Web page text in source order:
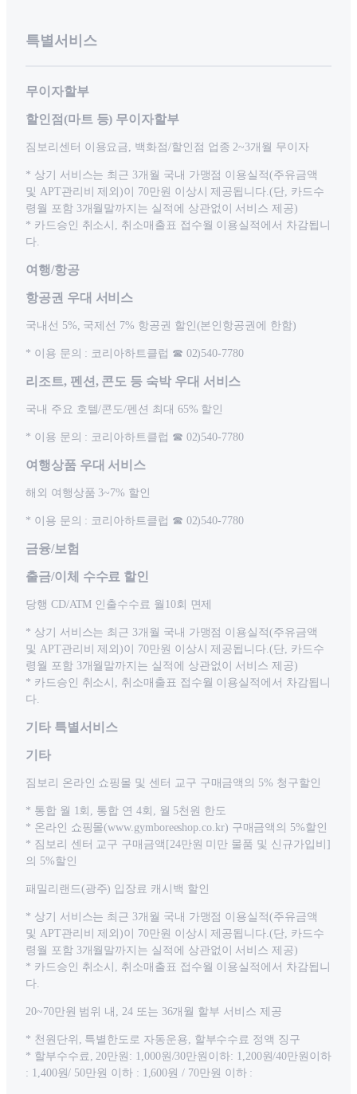
특별서비스
무이자할부
할인점(마트 등) 무이자할부
짐보리센터 이용요금, 백화점/할인점 업종 2~3개월 무이자
* 상기 서비스는 최근 3개월 국내 가맹점 이용실적(주유금액
및 APT관리비 제외)이 70만원 이상시 제공됩니다.(단, 카드수
령월 포함 3개월말까지는 실적에 상관없이 서비스 제공)
* 카드승인 취소시, 취소매출표 접수월 이용실적에서 차감됩니
다.
여행/항공
항공권 우대 서비스
국내선 5%, 국제선 7% 항공권 할인(본인항공권에 한함)
* 이용 문의 : 코리아하트클럽 ☎ 02)540-7780
리조트, 펜션, 콘도 등 숙박 우대 서비스
국내 주요 호텔/콘도/펜션 최대 65% 할인
* 이용 문의 : 코리아하트클럽 ☎ 02)540-7780
여행상품 우대 서비스
해외 여행상품 3~7% 할인
* 이용 문의 : 코리아하트클럽 ☎ 02)540-7780
금융/보험
출금/이체 수수료 할인
당행 CD/ATM 인출수수료 월10회 면제
* 상기 서비스는 최근 3개월 국내 가맹점 이용실적(주유금액
및 APT관리비 제외)이 70만원 이상시 제공됩니다.(단, 카드수
령월 포함 3개월말까지는 실적에 상관없이 서비스 제공)
* 카드승인 취소시, 취소매출표 접수월 이용실적에서 차감됩니
다.
기타 특별서비스
기타
짐보리 온라인 쇼핑몰 및 센터 교구 구매금액의 5% 청구할인
* 통합 월 1회, 통합 연 4회, 월 5천원 한도
* 온라인 쇼핑몰(www.gymboreeshop.co.kr) 구매금액의 5%할인
* 짐보리 센터 교구 구매금액[24만원 미만 물품 및 신규가입비]
의 5%할인
패밀리랜드(광주) 입장료 캐시백 할인
* 상기 서비스는 최근 3개월 국내 가맹점 이용실적(주유금액
및 APT관리비 제외)이 70만원 이상시 제공됩니다.(단, 카드수
령월 포함 3개월말까지는 실적에 상관없이 서비스 제공)
* 카드승인 취소시, 취소매출표 접수월 이용실적에서 차감됩니
다.
20~70만원 범위 내, 24 또는 36개월 할부 서비스 제공
* 천원단위, 특별한도로 자동운용, 할부수수료 정액 징구
* 할부수수료, 20만원: 1,000원/30만원이하: 1,200원/40만원이하
: 1,400원/ 50만원 이하 : 1,600원 / 70만원 이하 :